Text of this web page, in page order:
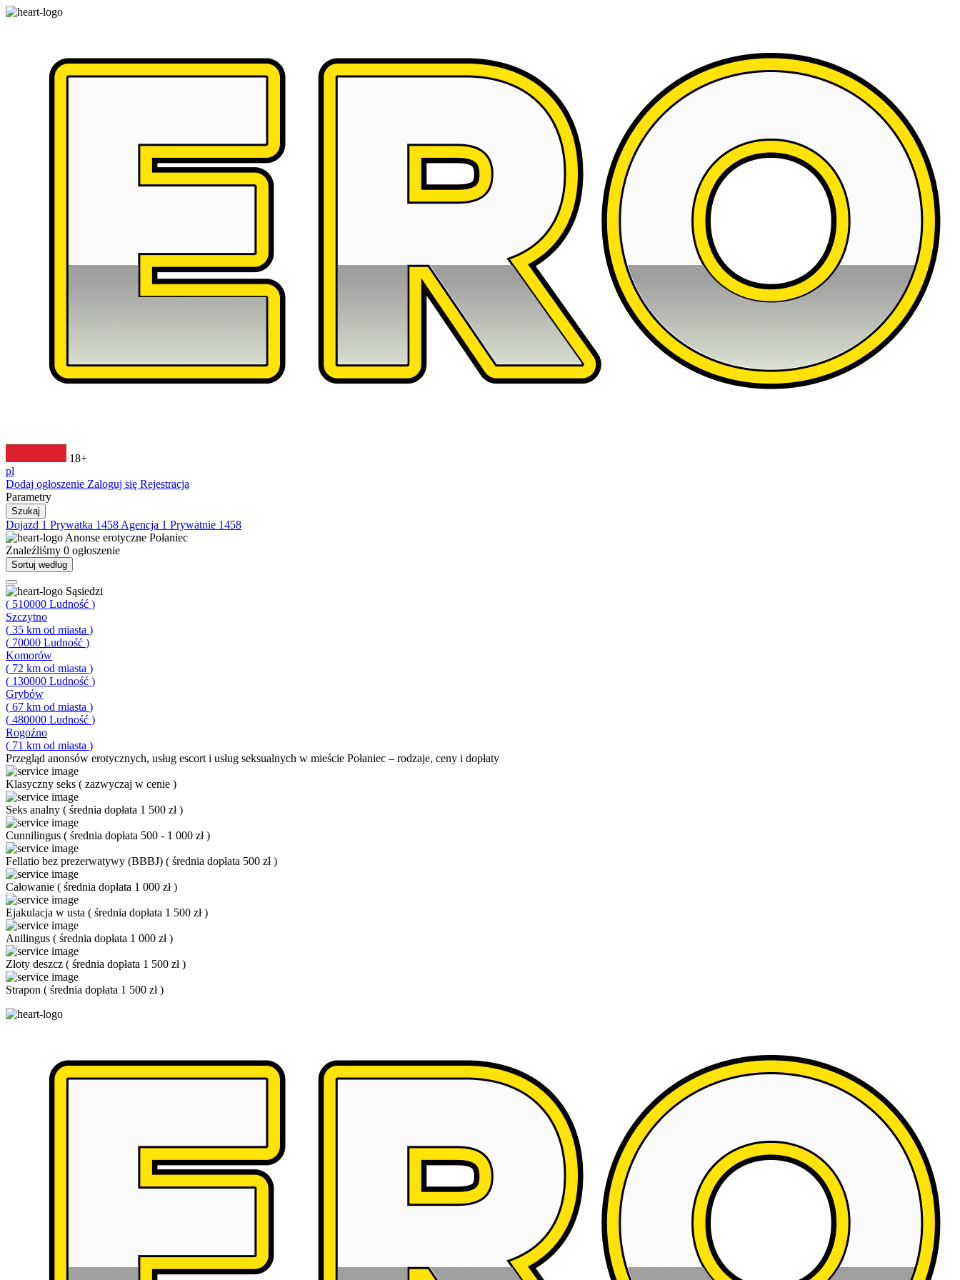
18+
pl
Dodaj ogłoszenie Zaloguj się Rejestracja
Parametry
Szukaj
Dojazd 1 Prywatka 1458 Agencja 1 Prywatnie 1458
Anonse erotyczne Połaniec
Znaleźliśmy 0 ogłoszenie
Sortuj według
Sąsiedzi
( 510000 Ludność )
Szczytno
( 35 km od miasta )
( 70000 Ludność )
Komorów
( 72 km od miasta )
( 130000 Ludność )
Grybów
( 67 km od miasta )
( 480000 Ludność )
Rogoźno
( 71 km od miasta )
Przegląd anonsów erotycznych, usług escort i usług seksualnych w mieście Połaniec – rodzaje, ceny i dopłaty
Klasyczny seks ( zazwyczaj w cenie )
Seks analny ( średnia dopłata 1 500 zł)
Cunnilingus ( średnia dopłata 500 - 1 000 zł)
Fellatio bez prezerwatywy (BBBJ) ( średnia dopłata 500 zł)
Całowanie ( średnia dopłata 1 000 zł)
Ejakulacja w usta ( średnia dopłata 1 500 zł)
Anilingus ( średnia dopłata 1 000 zł)
Złoty deszcz ( średnia dopłata 1 500 zł)
Strapon ( średnia dopłata 1 500 zł)